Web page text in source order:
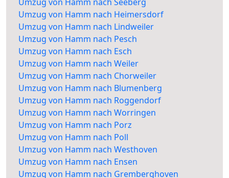
Umzug von Hamm nach Heimersdorf
Umzug von Hamm nach Lindweiler
Umzug von Hamm nach Pesch
Umzug von Hamm nach Esch
Umzug von Hamm nach Weiler
Umzug von Hamm nach Chorweiler
Umzug von Hamm nach Blumenberg
Umzug von Hamm nach Roggendorf
Umzug von Hamm nach Worringen
Umzug von Hamm nach Porz
Umzug von Hamm nach Poll
Umzug von Hamm nach Westhoven
Umzug von Hamm nach Ensen
Umzug von Hamm nach Gremberghoven